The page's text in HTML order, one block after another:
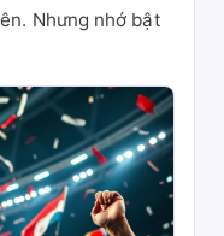
Nhưng nhớ bật